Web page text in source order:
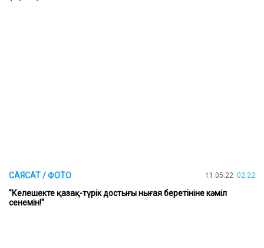
САЯСАТ / ФОТО 11.05.22 02:22
"Келешекте қазақ-түрік достығы нығая беретініне кәміл
сенемін!"